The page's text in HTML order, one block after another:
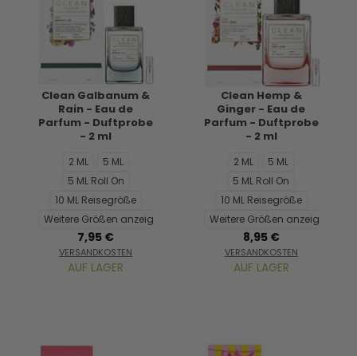
Clean Galbanum &
Rain - Eau de
Parfum - Duftprobe
- 2 ml
2 ML
5 ML
5 ML Roll On
10 ML Reisegröße
Weitere Größen anzeigen...
7,95 €
VERSANDKOSTEN
AUF LAGER
Clean Hemp &
Ginger - Eau de
Parfum - Duftprobe
- 2 ml
2 ML
5 ML
5 ML Roll On
10 ML Reisegröße
Weitere Größen anzeigen...
8,95 €
VERSANDKOSTEN
AUF LAGER